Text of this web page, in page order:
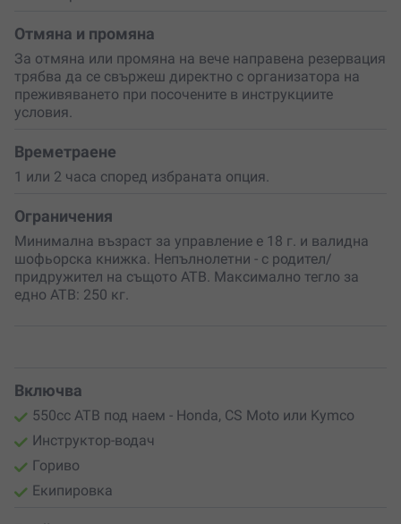
преживяването подходящо както за начинаещи, така
и за по-опитни любители на офроуда.
Подари си среща с дивата красота на Рила и усети
удоволствието от карането сред планински пътеки,
чист въздух и спиращи дъха гледки.
Отмяна и промяна
За отмяна или промяна на вече направена резервация
трябва да се свържеш директно с организатора на
преживяването при посочените в инструкциите
условия.
Времетраене
1 или 2 часа според избраната опция.
Ограничения
Минимална възраст за управление е 18 г. и валидна
шофьорска книжка. Непълнолетни - с родител/
придружител на същото АТВ. Максимално тегло за
едно АТВ: 250 кг.
Включва
550cc АТВ под наем - Honda, CS Moto или Kymco
Инструктор-водач
Гориво
Екипировка